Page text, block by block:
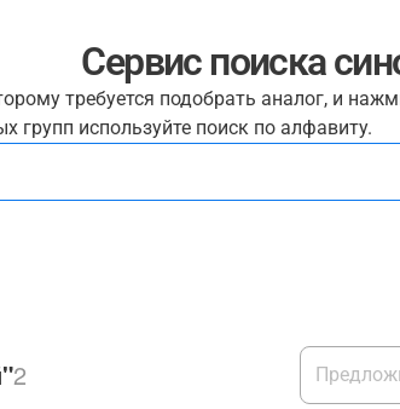
Сервис поиска
требуется подобрать аналог, и
групп используйте поиск по алфавиту.
2